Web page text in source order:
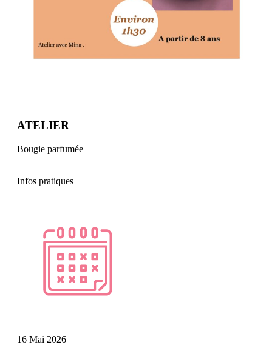
ATELIER
Bougie parfumée
Infos pratiques
16 Mai 2026